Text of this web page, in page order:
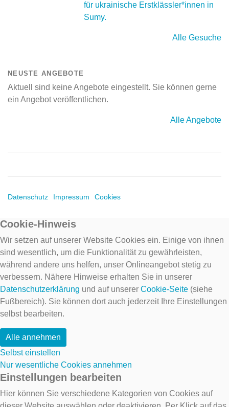
für ukrainische Erstklässler*innen in
Sumy.
Alle Gesuche
NEUSTE ANGEBOTE
Aktuell sind keine Angebote eingestellt. Sie können gerne
ein Angebot veröffentlichen.
Alle Angebote
Datenschutz Impressum Cookies
Cookie-Hinweis
Wir setzen auf unserer Website Cookies ein. Einige von ihnen
sind wesentlich, um die Funktionalität zu gewährleisten,
während andere uns helfen, unser Onlineangebot stetig zu
verbessern. Nähere Hinweise erhalten Sie in unserer
Datenschutzerklärung und auf unserer Cookie-Seite (siehe
Fußbereich). Sie können dort auch jederzeit Ihre Einstellungen
selbst bearbeiten.
Alle annehmen
Selbst einstellen
Nur wesentliche Cookies annehmen
Einstellungen bearbeiten
Hier können Sie verschiedene Kategorien von Cookies auf